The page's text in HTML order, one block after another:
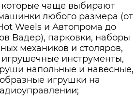
которые чаще выбирают
любого размера (от
Weels и Автопрома до
Вадер), парковки, наборы
механиков и столяров,
игрушечные инструменты,
напольные и навесные,
игрушки на